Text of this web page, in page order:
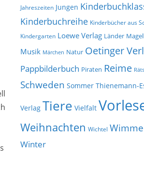
Jahreszeiten Jungen
Kinderbuchreihe Kinderbücher aus
Kindergarten Loewe Verlag Länder
Musik Märchen Natur Oetinger
Pappbilderbuch Piraten Reime
Schweden Sommer Thienemann-
Verlag Tiere Vielfalt
Weihnachten Wichtel
Winter